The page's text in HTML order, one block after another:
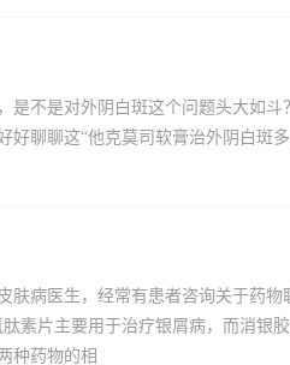
是不是对外阴白斑这个问题头大如
好聊聊这“他克莫司软膏治外阴白斑
肤病医生，经常有患者咨询关于药
素片主要用于治疗银屑病，而消银
种药物的相